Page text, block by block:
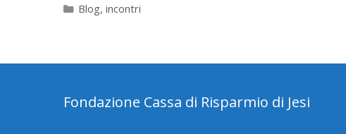
Categorie
Blog,incontri
Fondazione Cassa di Risparmio di Jesi